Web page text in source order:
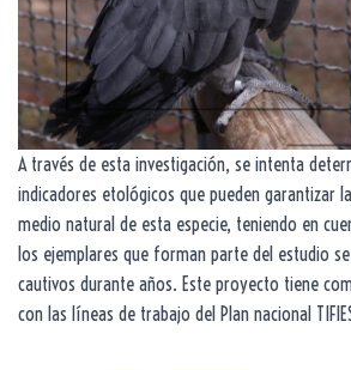
A través de esta investigación, se intenta
indicadores etológicos que pueden garantizar
medio natural de esta especie, teniendo en
los ejemplares que forman parte del estudio
cautivos durante años. Este proyecto tiene
con las líneas de trabajo del Plan nacional